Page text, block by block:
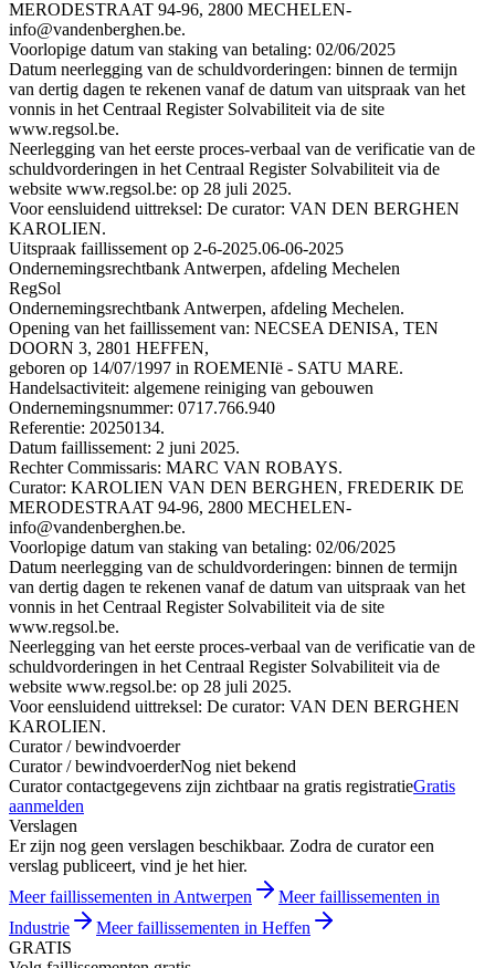
MERODESTRAAT 94-96, 2800 MECHELEN-
info@vandenberghen.be.
Voorlopige datum van staking van betaling: 02/06/2025
Datum neerlegging van de schuldvorderingen: binnen de termijn
van dertig dagen te rekenen vanaf de datum van uitspraak van het
vonnis in het Centraal Register Solvabiliteit via de site
www.regsol.be.
Neerlegging van het eerste proces-verbaal van de verificatie van de
schuldvorderingen in het Centraal Register Solvabiliteit via de
website www.regsol.be: op 28 juli 2025.
Voor eensluidend uittreksel: De curator: VAN DEN BERGHEN
KAROLIEN.
Uitspraak faillissement op 2-6-2025.06-06-2025
Ondernemingsrechtbank Antwerpen, afdeling Mechelen
RegSol
Ondernemingsrechtbank Antwerpen, afdeling Mechelen.
Opening van het faillissement van: NECSEA DENISA, TEN
DOORN 3, 2801 HEFFEN,
geboren op 14/07/1997 in ROEMENIë - SATU MARE.
Handelsactiviteit: algemene reiniging van gebouwen
Ondernemingsnummer: 0717.766.940
Referentie: 20250134.
Datum faillissement: 2 juni 2025.
Rechter Commissaris: MARC VAN ROBAYS.
Curator: KAROLIEN VAN DEN BERGHEN, FREDERIK DE
MERODESTRAAT 94-96, 2800 MECHELEN-
info@vandenberghen.be.
Voorlopige datum van staking van betaling: 02/06/2025
Datum neerlegging van de schuldvorderingen: binnen de termijn
van dertig dagen te rekenen vanaf de datum van uitspraak van het
vonnis in het Centraal Register Solvabiliteit via de site
www.regsol.be.
Neerlegging van het eerste proces-verbaal van de verificatie van de
schuldvorderingen in het Centraal Register Solvabiliteit via de
website www.regsol.be: op 28 juli 2025.
Voor eensluidend uittreksel: De curator: VAN DEN BERGHEN
KAROLIEN.
Curator / bewindvoerder
Curator / bewindvoerderNog niet bekend
Curator contactgegevens zijn zichtbaar na gratis registratieGratis
aanmelden
Verslagen
Er zijn nog geen verslagen beschikbaar. Zodra de curator een
verslag publiceert, vind je het hier.
Meer faillissementen in Antwerpen
Meer faillissementen in
Industrie
Meer faillissementen in Heffen
GRATIS